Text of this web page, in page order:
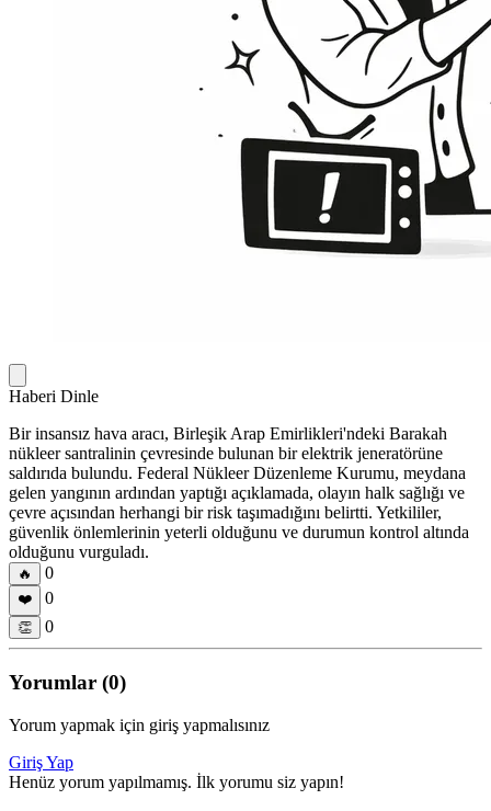
Haberi Dinle
Bir insansız hava aracı, Birleşik Arap Emirlikleri'ndeki Barakah
nükleer santralinin çevresinde bulunan bir elektrik jeneratörüne
saldırıda bulundu. Federal Nükleer Düzenleme Kurumu, meydana
gelen yangının ardından yaptığı açıklamada, olayın halk sağlığı ve
çevre açısından herhangi bir risk taşımadığını belirtti. Yetkililer,
güvenlik önlemlerinin yeterli olduğunu ve durumun kontrol altında
olduğunu vurguladı.
🔥 0
❤️ 0
👏 0
Yorumlar (0)
Yorum yapmak için giriş yapmalısınız
Giriş Yap
Henüz yorum yapılmamış. İlk yorumu siz yapın!